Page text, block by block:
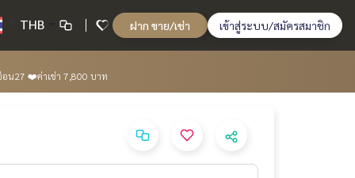
THB ฝาก ขาย/เช่า เข้าสู่ระบบ/สมัครสมาชิก
อน27 ❤️ค่าเช่า 7,800 บาท